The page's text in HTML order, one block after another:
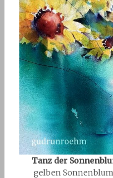
Tanz der
gelben